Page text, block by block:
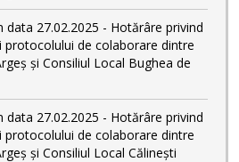
data 27.02.2025 - Hotărâre privind
protocolului de colaborare dintre
și Consiliul Local Bughea de
data 27.02.2025 - Hotărâre privind
protocolului de colaborare dintre
și Consiliul Local Călinești